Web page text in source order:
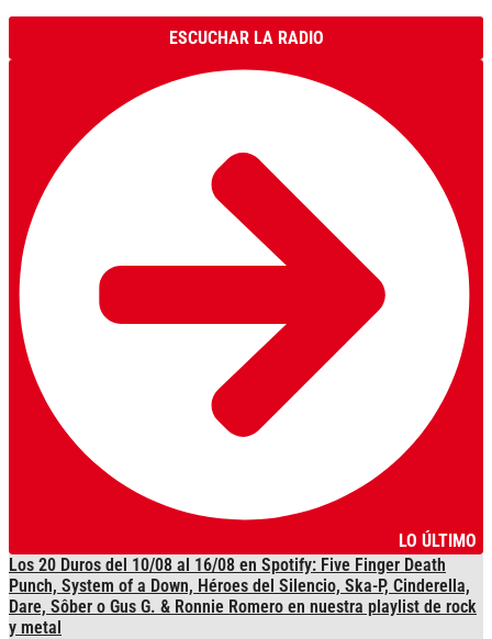
ESCUCHAR LA RADIO
LO ÚLTIMO
Los 20 Duros del 10/08 al 16/08 en Spotify: Five Finger Death
Punch, System of a Down, Héroes del Silencio, Ska-P, Cinderella,
Dare, Sôber o Gus G. & Ronnie Romero en nuestra playlist de rock
y metal